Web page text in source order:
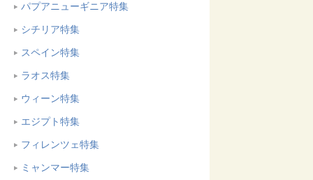
パプアニューギニア特集
シチリア特集
スペイン特集
ラオス特集
ウィーン特集
エジプト特集
フィレンツェ特集
ミャンマー特集